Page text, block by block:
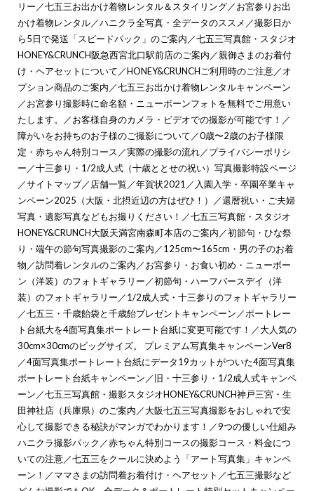
リー ／七五三お出かけ着物レンタル＆スタイリング／お宮参りお出
かけ着物レンタル／ハニクラ全写真・全データのススメ ／撮影日か
ら5日で発送「スピードパック」のご案内 ／七五三写真館・スタジオ
HONEY&CRUNCH阪急西宮北口駅前店のご案内 ／親御さまのお着付
け・ヘアセットについて ／HONEY&CRUNCHご利用時のご注意／オ
プション商品のご案内 ／七五三お出かけ着物レンタルキャンペーン
／お宮参り撮影時に命名額・ニューボーンフォトを無料でご用意い
たします。
／お客様自身のカメラ・ビデオでの撮影が可能です！ ／
障がいをお持ちのお子様のご撮影について ／0歳〜2歳のお子様限
定・赤ちゃん特別コース ／実際の撮影の流れ／プライバシーポリシ
ー ／十三参り・1/2成人式（十歳ととせの祝い）写真撮影特設ページ
／サイトマップ／ 店舗一覧 ／年賀状2021 ／ 入園入学・卒園卒業キャ
ンペーン2025（大阪・北摂近辺の方はぜひ！）
／還暦祝い・ご夫婦
写真・遺影写真などもお撮りください！ ／七五三写真館・スタジオ
HONEY&CRUNCH大阪天満宮南森町本店のご案内 ／初節句・ひな祭
り・端午の節句写真撮影のご案内 ／125cm〜165cm・男の子のお着
物 ／訪問着レンタルのご案内 ／お宮参り・お食い初め・ニューボー
ン（洋装）のフォトギャラリー ／初節句・ハーフバースデイ（洋
装）のフォトギャラリー ／1/2成人式・十三参りのフォトギャラリー
／七五三・千歳飴袋と千歳飴プレゼントキャンペーン ／ポートレー
ト台紙大を4面写真集ポートレート台紙に変更可能です！ ／大人気の
30cm×30cmのビッグサイズ。 プレミアム写真集キャンペーンVer8
／4面写真集ポートレート台紙にデータ19カットがついた4面写真集
ポートレート台紙キャンペーン ／旧・十三参り・1/2成人式キャンペ
ーン ／七五三写真館・撮影スタジオHONEY&CRUNCH神戸三宮・生
田神社店（兵庫県）のご案内 ／大阪七五三写真撮影をおしゃれで安
心して撮影できる秘訣がマンガでわかります！ ／9つの優しい仕組み
ハニクラ撮影パック ／赤ちゃん特別コースの撮影コース・料金につ
いての注意／七五三をクールに決めよう「アート写真集」キャンペ
ーン！ ／ママさまの訪問着お着付け・ヘアセット ／七五三撮影など